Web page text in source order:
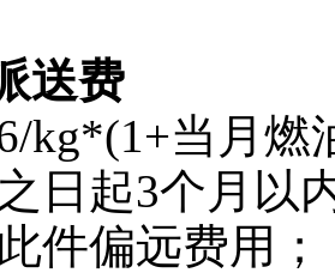
送费
kg*(1+当月燃
日起3个月以
件偏远费用；